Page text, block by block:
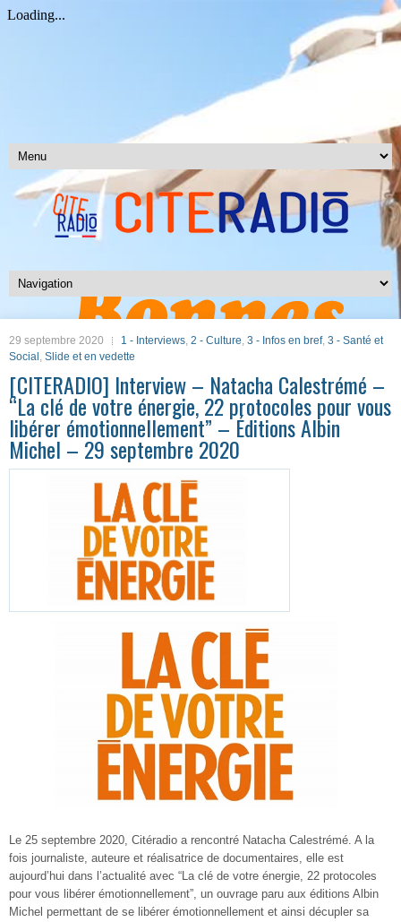
29 septembre 2020 1 - Interviews, 2 - Culture, 3 - Infos en bref, 3 - Santé et
Social , Slide et en vedette
[CITERADIO] Interview – Natacha Calestrémé –
“La clé de votre énergie, 22 protocoles pour vous
libérer émotionnellement” – Éditions Albin
Michel – 29 septembre 2020
Le 25 septembre 2020, Citéradio a rencontré Natacha Calestrémé. A la
fois journaliste, auteure et réalisatrice de documentaires, elle est
aujourd’hui dans l’actualité avec “La clé de votre énergie, 22 protocoles
pour vous libérer émotionnellement”, un ouvrage paru aux éditions Albin
Michel permettant de se libérer émotionnellement et ainsi décupler sa